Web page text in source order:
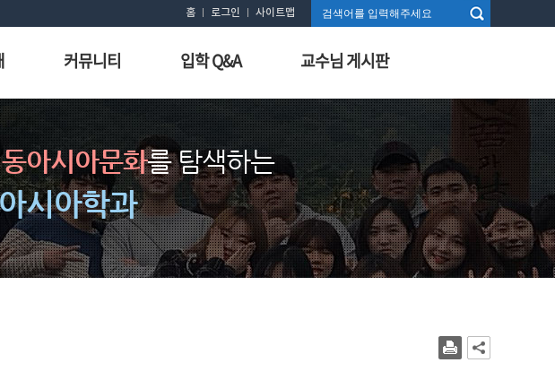
홈 로그인 사이트맵
커뮤니티 입학 Q&A 교수님 게시판
동아시아문화를 탐색하는
시아학과